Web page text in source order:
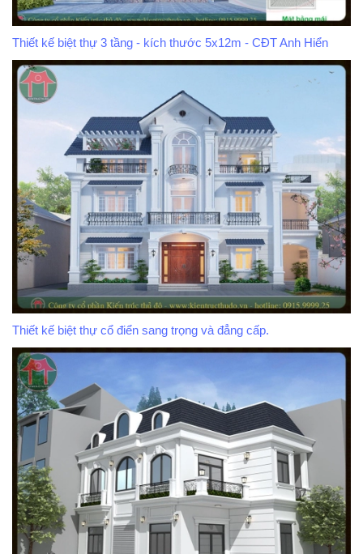
Thiết kế biệt thự 3 tầng - kích thước 5x12m - CĐT Anh Hiển
Thiết kế biệt thự cổ điển sang trọng và đẳng cấp.